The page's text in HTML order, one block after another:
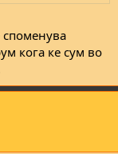
споменува
кога ке сум во